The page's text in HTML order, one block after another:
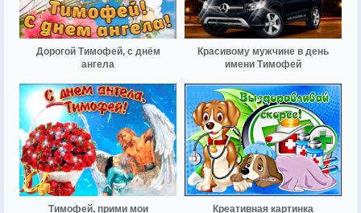
Дорогой Тимофей, с днём
ангела
Красивому мужчине в день
имени Тимофей
Тимофей, прими мои Креативная картинка